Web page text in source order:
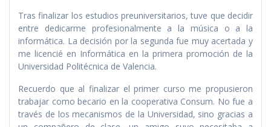
Tras finalizar los estudios preuniversitarios, tuve que decidir
entre dedicarme profesionalmente a la música o a la
informática. La decisión por la segunda fue muy acertada y
me licencié en Informática en la primera promoción de la
Universidad Politécnica de Valencia.
Recuerdo que al finalizar el primer curso me propusieron
trabajar como becario en la cooperativa Consum. No fue a
través de los mecanismos de la Universidad, sino gracias a